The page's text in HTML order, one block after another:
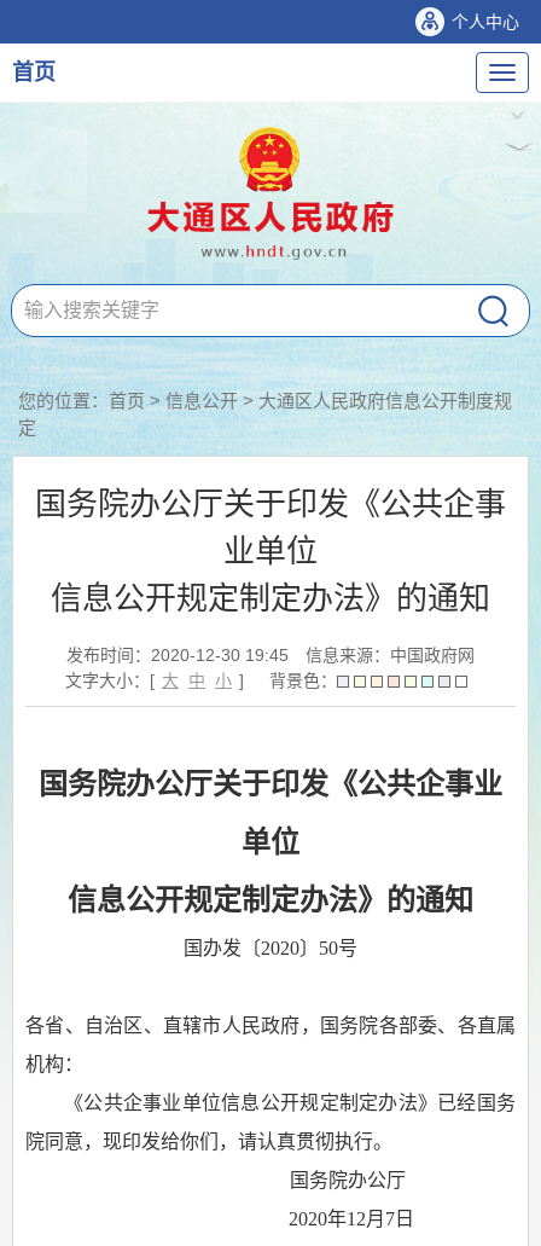
个人中心
导
航
首页
您的位置： 首页>信息公开> 大通区人民政府信息公开制度规
定
国务院办公厅关于印发《公共企事
业单位
信息公开规定制定办法》的通知
发布时间：2020-12-30 19:45
信息来源：中国政府网
文字大小：[ 大 中 小 ] 背景色：
国务院办公厅关于印发《公共企事业
单位
信息公开规定制定办法》的通知
国办发〔2020〕50号
各省、自治区、直辖市人民政府，国务院各部委、各直属
机构：
《公共企事业单位信息公开规定制定办法》已经国务
院同意，现印发给你们，请认真贯彻执行。
国务院办公厅
2020年12月7日